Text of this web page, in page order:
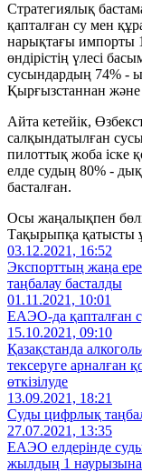
Стратегиялық
қапталған су мен
нарықтағы импорты
өндірістің үлесі
сусындардың 74% -
Қырғызстаннан және
Айта кетейік,
салқындатылған
пилоттық жоба іске
елде судың 80% - дық
басталған.
Осы жаңалықпен
Тақырыпқа қатысты
03.12.2021, 16:52
Экспорттың жаңа
таңбалау басталды
01.11.2021, 10:01
ЕАЭО-да қапталған
15.10.2021, 09:10
Қазақстанда
тексеруге арналған
өткізілуде
13.09.2021, 18:21
Суды цифрлық
27.07.2021, 13:35
ЕАЭО елдерінде
жылдың 1 наурызына